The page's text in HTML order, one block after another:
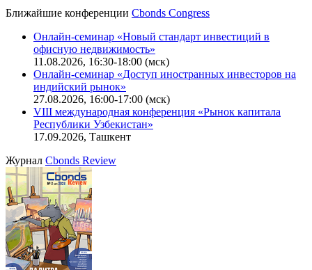
Ближайшие конференции Cbonds Congress
Онлайн-семинар «Новый стандарт инвестиций в
офисную недвижимость»
11.08.2026, 16:30-18:00 (мск)
Онлайн-семинар «Доступ иностранных инвесторов на
индийский рынок»
27.08.2026, 16:00-17:00 (мск)
VIII международная конференция «Рынок капитала
Республики Узбекистан»
17.09.2026, Ташкент
Журнал Cbonds Review